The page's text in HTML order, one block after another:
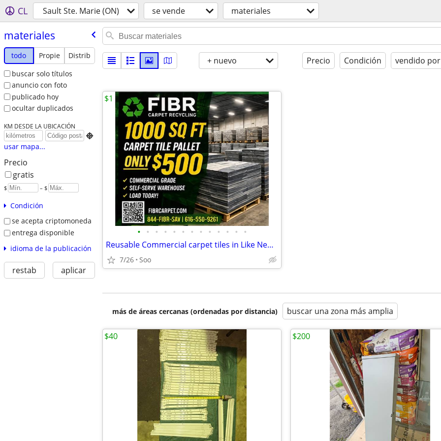
CL Sault Ste. Marie (ON) se vende materiales
materiales
todo Propie
Distrib
buscar solo títulos
anuncio con foto
publicado hoy
ocultar duplicados
KM DESDE LA UBICACIÓN

usar mapa...
Precio
gratis
$ – $
Condición
se acepta criptomoneda
entrega disponible
idioma de la publicación
restab aplicar
+ nuevo Precio Condición vendido por
• • • • • • • • • • • • •
Reusable Commercial carpet tiles in Like New condition
7/26 Soo
$1
más de áreas cercanas (ordenadas por distancia) buscar una zona más amplia
$40 $200